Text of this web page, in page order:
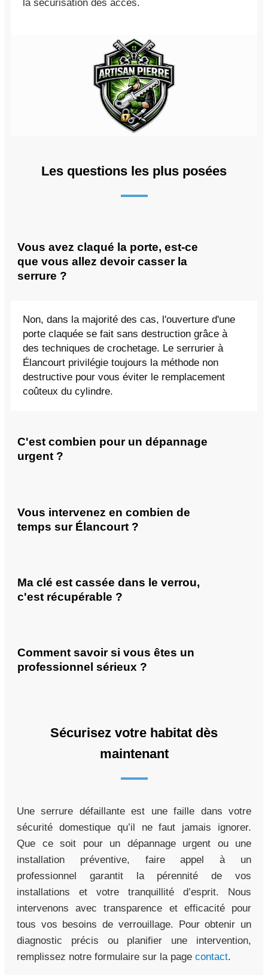
la sécurisation des accès.
Les questions les plus posées
Vous avez claqué la porte, est-ce
que vous allez devoir casser la
serrure ?
Non, dans la majorité des cas, l'ouverture d'une
porte claquée se fait sans destruction grâce à
des techniques de crochetage. Le serrurier à
Élancourt privilégie toujours la méthode non
destructive pour vous éviter le remplacement
coûteux du cylindre.
C'est combien pour un dépannage
urgent ?
Vous intervenez en combien de
temps sur Élancourt ?
Ma clé est cassée dans le verrou,
c'est récupérable ?
Comment savoir si vous êtes un
professionnel sérieux ?
Sécurisez votre habitat dès
maintenant
Une serrure défaillante est une faille dans votre
sécurité domestique qu’il ne faut jamais ignorer.
Que ce soit pour un dépannage urgent ou une
installation préventive, faire appel à un
professionnel garantit la pérennité de vos
installations et votre tranquillité d’esprit. Nous
intervenons avec transparence et efficacité pour
tous vos besoins de verrouillage. Pour obtenir un
diagnostic précis ou planifier une intervention,
remplissez notre formulaire sur la page contact.